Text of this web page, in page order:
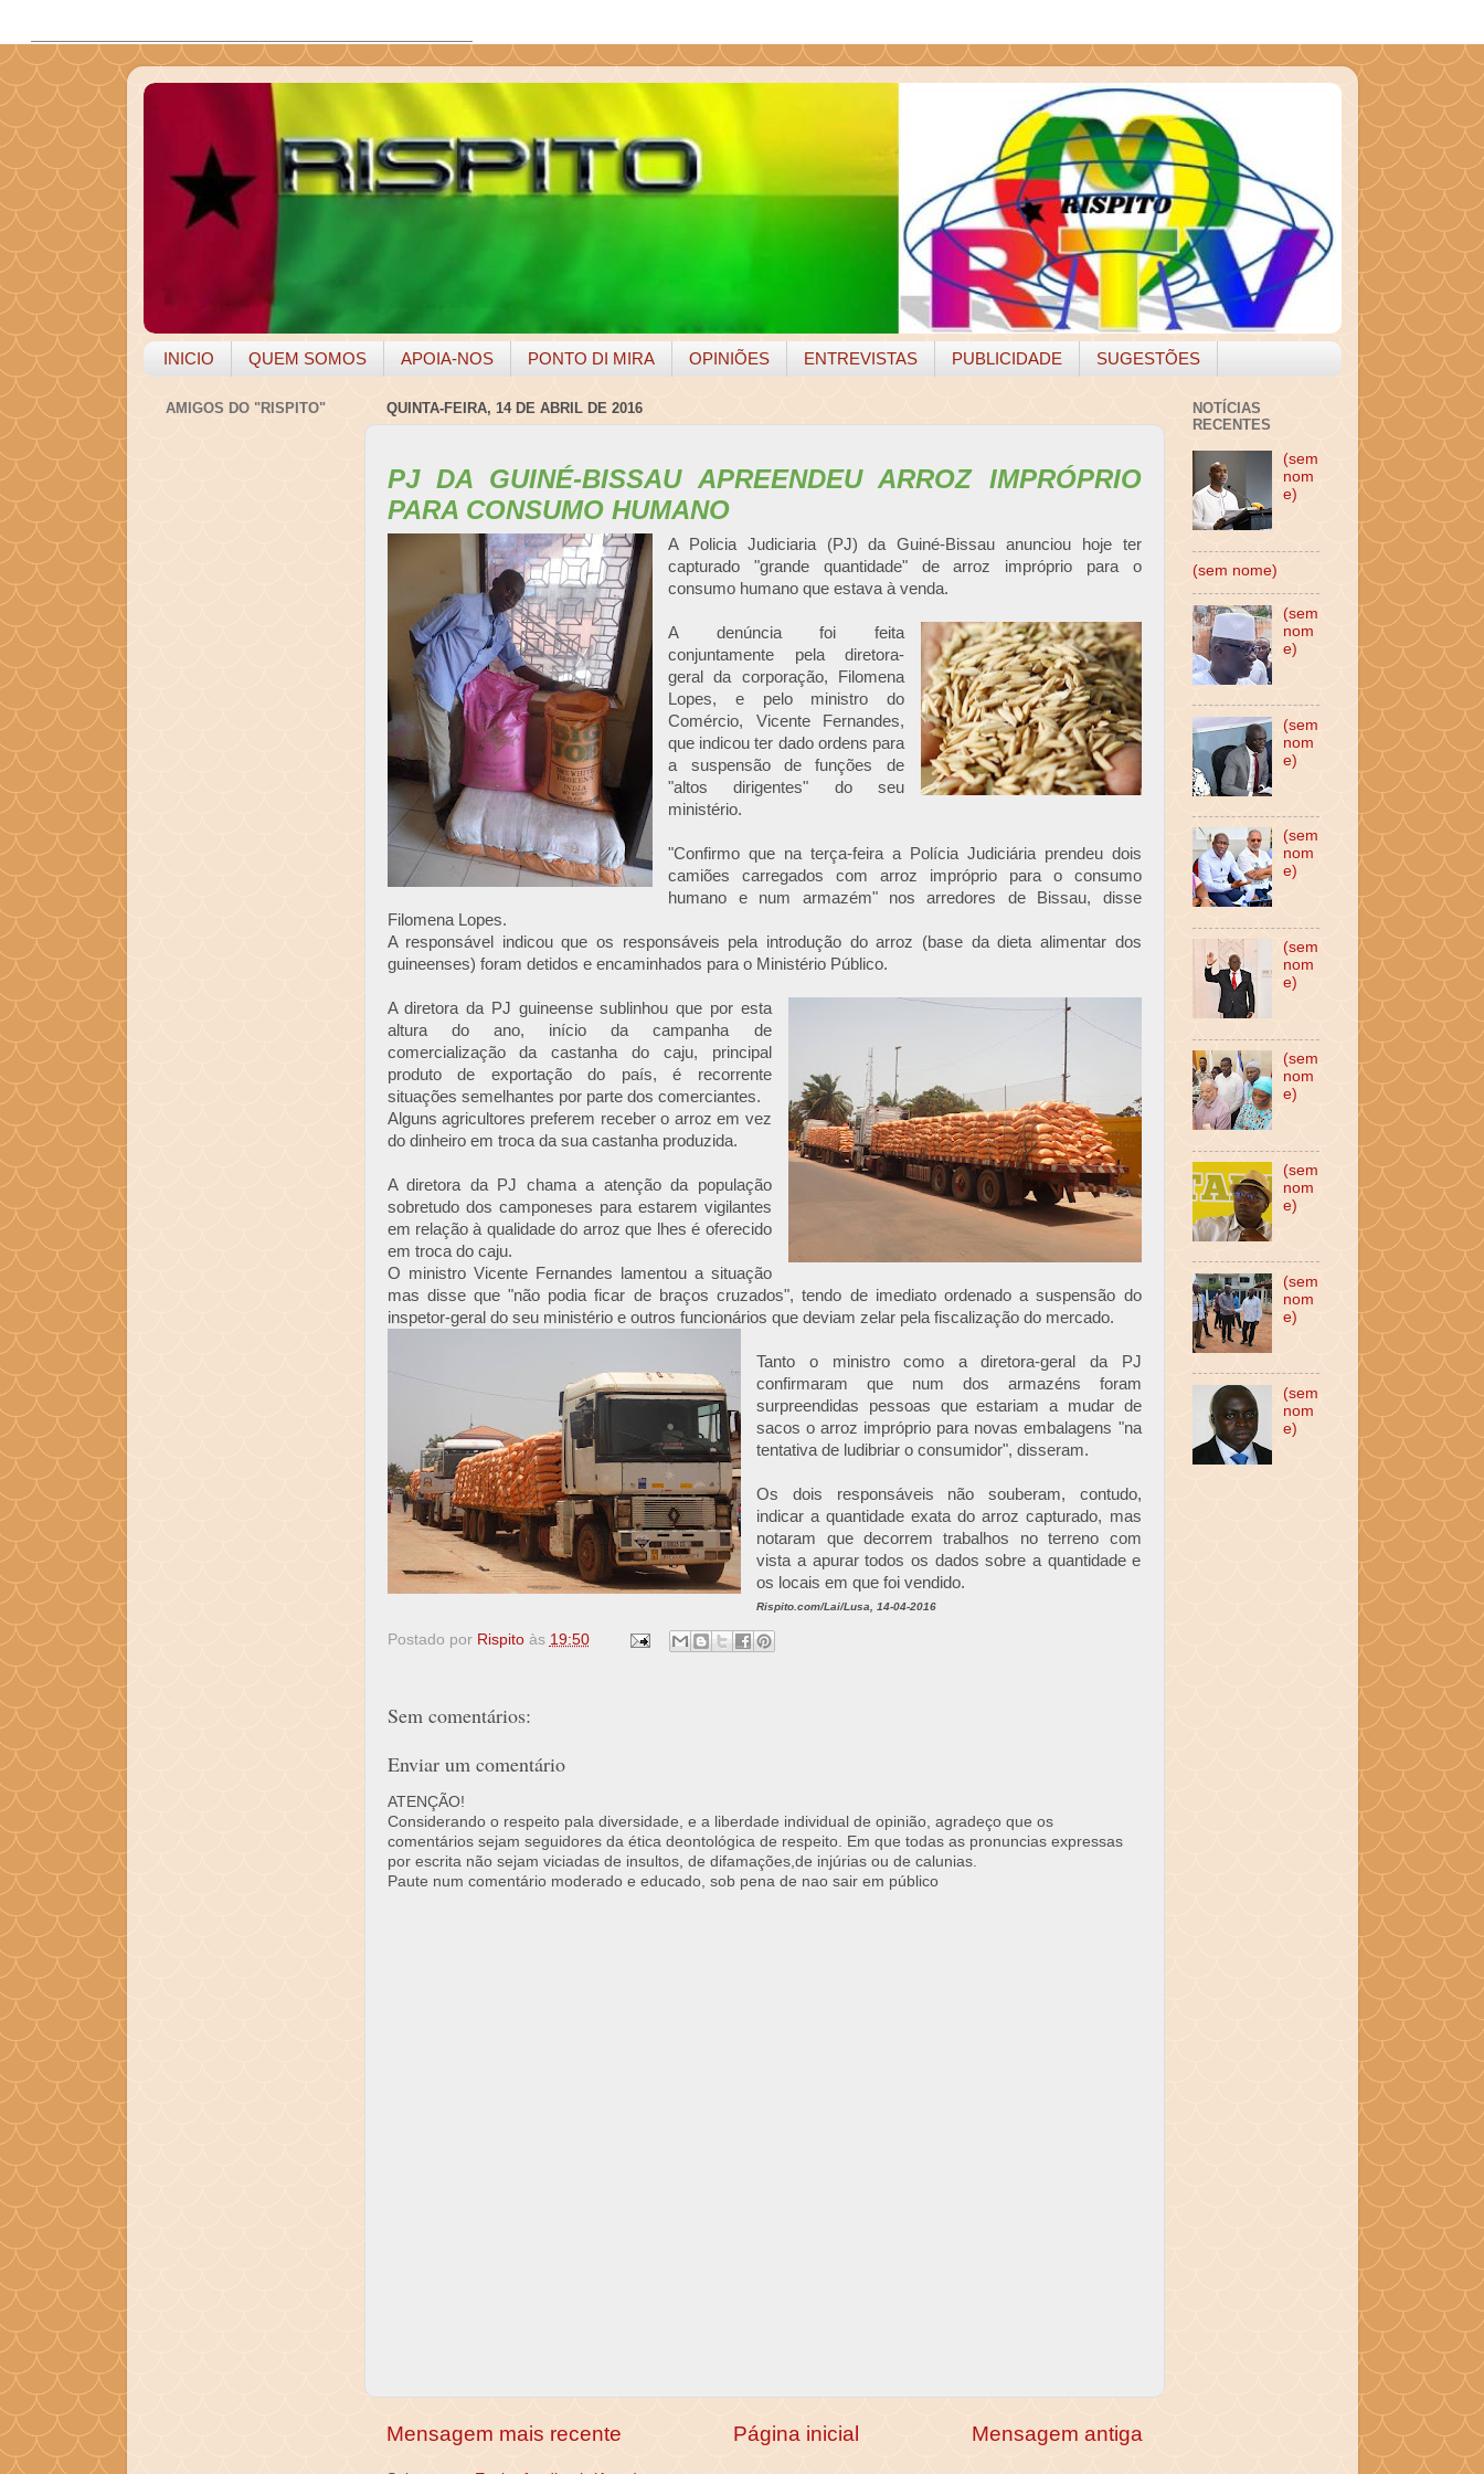
INICIO QUEM SOMOS APOIA-NOS PONTO DI MIRA OPINIÕES ENTREVISTAS PUBLICIDADE SUGESTÕES
QUINTA-FEIRA, 14 DE ABRIL DE 2016
PJ DA GUINÉ-BISSAU APREENDEU ARROZ IMPRÓPRIO
PARA CONSUMO HUMANO
A Policia Judiciaria (PJ) da Guiné-Bissau anunciou hoje ter
capturado "grande quantidade" de arroz impróprio para o
consumo humano que estava à venda.
A denúncia foi feita
conjuntamente pela diretora-
geral da corporação, Filomena
Lopes, e pelo ministro do
Comércio, Vicente Fernandes,
que indicou ter dado ordens para
a suspensão de funções de
"altos dirigentes" do seu
ministério.
"Confirmo que na terça-feira a Polícia Judiciária prendeu dois
camiões carregados com arroz impróprio para o consumo
humano e num armazém" nos arredores de Bissau, disse
Filomena Lopes.
A responsável indicou que os responsáveis pela introdução do arroz (base da dieta alimentar dos
guineenses) foram detidos e encaminhados para o Ministério Público.
A diretora da PJ guineense sublinhou que por esta
altura do ano, início da campanha de
comercialização da castanha do caju, principal
produto de exportação do país, é recorrente
situações semelhantes por parte dos comerciantes.
Alguns agricultores preferem receber o arroz em vez
do dinheiro em troca da sua castanha produzida.
A diretora da PJ chama a atenção da população
sobretudo dos camponeses para estarem vigilantes
em relação à qualidade do arroz que lhes é oferecido
em troca do caju.
O ministro Vicente Fernandes lamentou a situação
mas disse que "não podia ficar de braços cruzados", tendo de imediato ordenado a suspensão do
inspetor-geral do seu ministério e outros funcionários que deviam zelar pela fiscalização do mercado.
Tanto o ministro como a diretora-geral da PJ
confirmaram que num dos armazéns foram
surpreendidas pessoas que estariam a mudar de
sacos o arroz impróprio para novas embalagens "na
tentativa de ludibriar o consumidor", disseram.
Os dois responsáveis não souberam, contudo,
indicar a quantidade exata do arroz capturado, mas
notaram que decorrem trabalhos no terreno com
vista a apurar todos os dados sobre a quantidade e
os locais em que foi vendido.
Rispito.com/Lai/Lusa, 14-04-2016
Postado por Rispito às 19:50
Sem comentários:
Enviar um comentário
ATENÇÃO!
Considerando o respeito pala diversidade, e a liberdade individual de opinião, agradeço que os
comentários sejam seguidores da ética deontológica de respeito. Em que todas as pronuncias expressas
por escrita não sejam viciadas de insultos, de difamações,de injúrias ou de calunias.
Paute num comentário moderado e educado, sob pena de nao sair em público
Mensagem mais recente Mensagem antiga
Página inicial
AMIGOS DO "RISPITO"
NOTÍCIAS
RECENTES
(sem
nom
e)
(sem nome)
(sem
nom
e)
(sem
nom
e)
(sem
nom
e)
(sem
nom
e)
(sem
nom
e)
(sem
nom
e)
(sem
nom
e)
(sem
nom
e)